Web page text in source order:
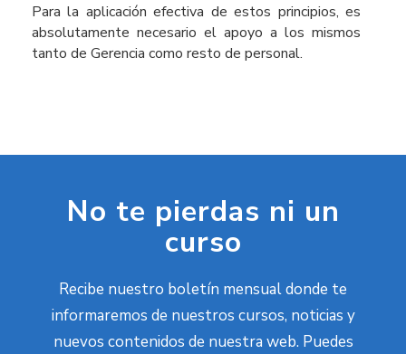
Para la aplicación efectiva de estos principios, es
absolutamente necesario el apoyo a los mismos
tanto de Gerencia como resto de personal.
No te pierdas ni un
curso
Recibe nuestro boletín mensual donde te
informaremos de nuestros cursos, noticias y
nuevos contenidos de nuestra web. Puedes